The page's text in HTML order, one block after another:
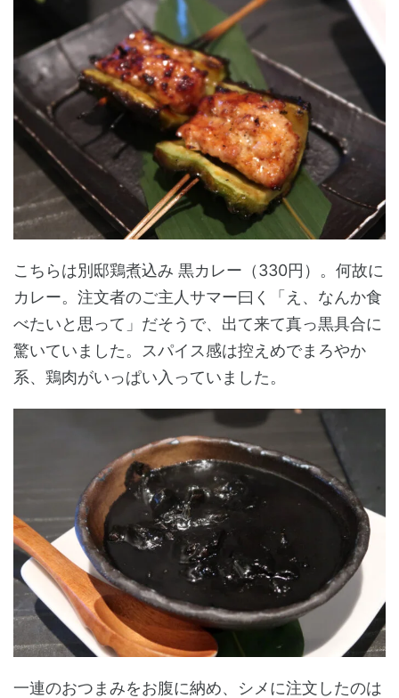
こちらは別邸鶏煮込み 黒カレー（330円）。何故に
カレー。注文者のご主人サマー曰く「え、なんか食
べたいと思って」だそうで、出て来て真っ黒具合に
驚いていました。スパイス感は控えめでまろやか
系、鶏肉がいっぱい入っていました。
一連のおつまみをお腹に納め、シメに注文したのは